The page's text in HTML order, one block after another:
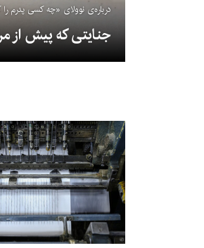
درباره‌ی نوولای «چه کسی پدرم
جنایتی که پیش از